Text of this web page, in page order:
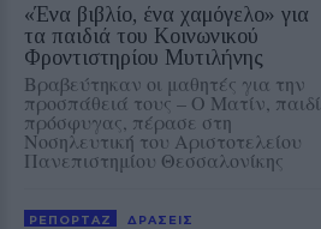
«Ένα βιβλίο, ένα χαμόγελο» για
τα παιδιά του Κοινωνικού
Φροντιστηρίου Μυτιλήνης
Βραβεύτηκαν οι μαθητές για την
προσπάθειά τους – Ο Ματίν, παιδί
πρόσφυγας, πέρασε στη
Νοσηλευτική του Αριστοτελείου
Πανεπιστημίου Θεσσαλονίκης
ΡΕΠΟΡΤΑΖ ΔΡΑΣΕΙΣ